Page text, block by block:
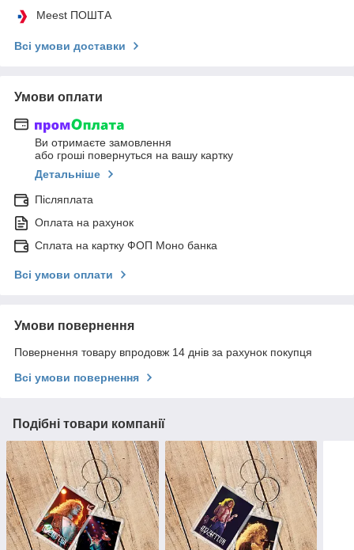
Meest ПОШТА
Всі умови доставки
Умови оплати
Ви отримаєте замовлення
або гроші повернуться на вашу картку
Детальніше
Післяплата
Оплата на рахунок
Сплата на картку ФОП Моно банка
Всі умови оплати
Умови повернення
Повернення товару впродовж 14 днів за рахунок покупця
Всі умови повернення
Подібні товари компанії